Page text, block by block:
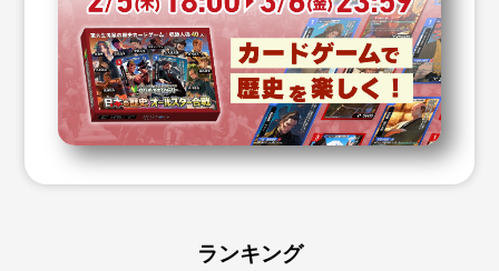
ランキング